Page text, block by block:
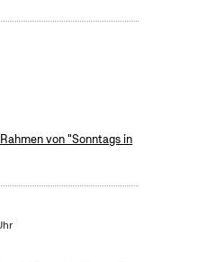
von "Sonntags in